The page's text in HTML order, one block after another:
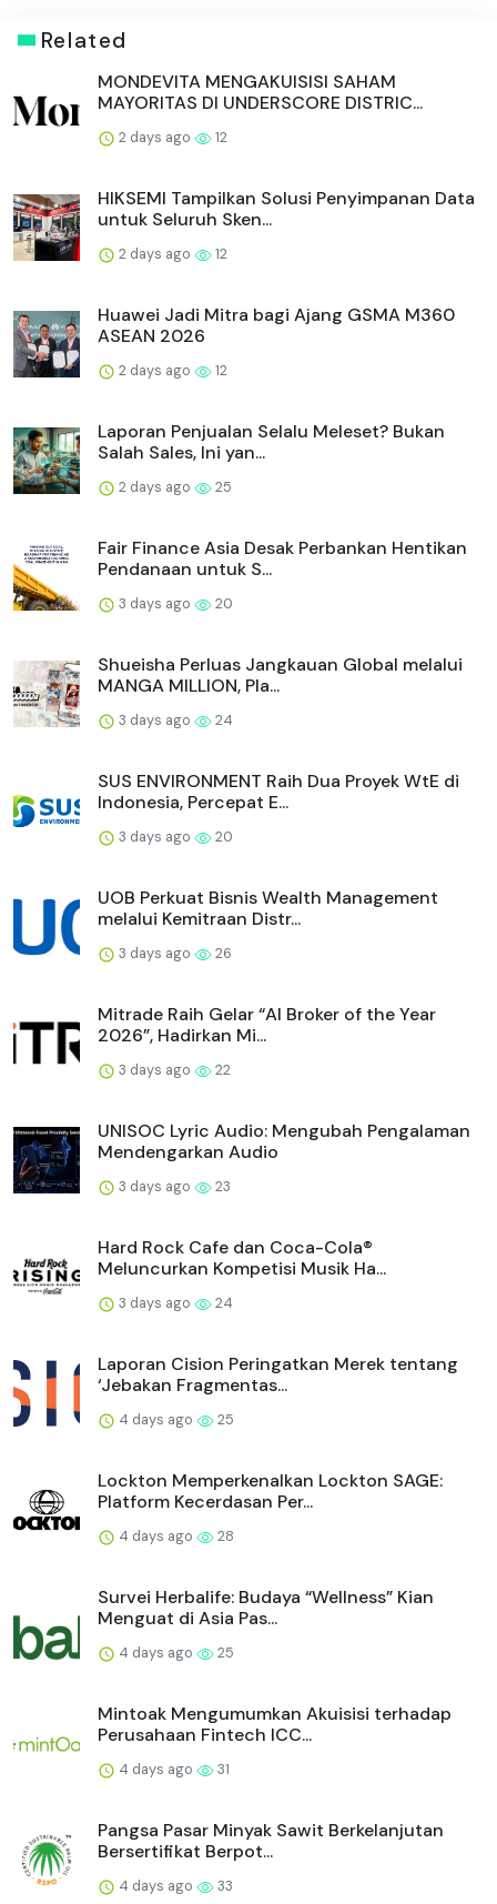
Related
MONDEVITA MENGAKUISISI SAHAM
MAYORITAS DI UNDERSCORE DISTRIC...
2 days ago 12
HIKSEMI Tampilkan Solusi Penyimpanan Data
untuk Seluruh Sken...
2 days ago 12
Huawei Jadi Mitra bagi Ajang GSMA M360
ASEAN 2026
2 days ago 12
Laporan Penjualan Selalu Meleset? Bukan
Salah Sales, Ini yan...
2 days ago 25
Fair Finance Asia Desak Perbankan Hentikan
Pendanaan untuk S...
3 days ago 20
Shueisha Perluas Jangkauan Global melalui
MANGA MILLION, Pla...
3 days ago 24
SUS ENVIRONMENT Raih Dua Proyek WtE di
Indonesia, Percepat E...
3 days ago 20
UOB Perkuat Bisnis Wealth Management
melalui Kemitraan Distr...
3 days ago 26
Mitrade Raih Gelar “AI Broker of the Year
2026”, Hadirkan Mi...
3 days ago 22
UNISOC Lyric Audio: Mengubah Pengalaman
Mendengarkan Audio
3 days ago 23
Hard Rock Cafe dan Coca-Cola®
Meluncurkan Kompetisi Musik Ha...
3 days ago 24
Laporan Cision Peringatkan Merek tentang
‘Jebakan Fragmentas...
4 days ago 25
Lockton Memperkenalkan Lockton SAGE:
Platform Kecerdasan Per...
4 days ago 28
Survei Herbalife: Budaya “Wellness” Kian
Menguat di Asia Pas...
4 days ago 25
Mintoak Mengumumkan Akuisisi terhadap
Perusahaan Fintech ICC...
4 days ago 31
Pangsa Pasar Minyak Sawit Berkelanjutan
Bersertifikat Berpot...
4 days ago 33